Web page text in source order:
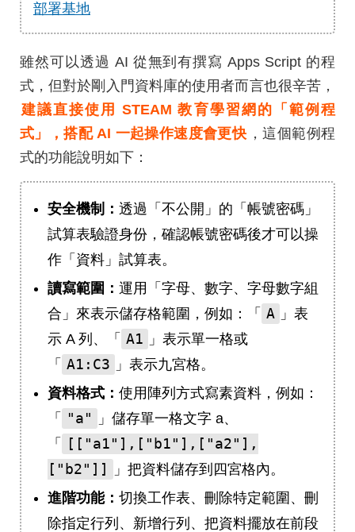
部署基地
雖然可以透過 AI 從無到有撰寫 Apps Script 的程
式，但對於剛入門資料庫的使用者而言也很辛苦，
建議直接使用 STEAM 教育學習網的「範例程
式」，搭配 AI 一起操作速度會更快 ，這個範例程
式的功能說明如下：
安全機制： 透過「不公開」的「帳號密碼」
試算表驗證身份，確認帳號密碼後才可以操
作「資料」試算表。
讀寫範圍： 運用「字母、數字、字母數字組
合」來表示儲存格範圍，例如：「 A
」表
示 A 列、「 A1
」表示單一格或
「 A1:C3
」表示九宮格。
資料格式： 使用陣列方式寫素資料，例如：
「
"a"
」儲存單一格文字 a、
「
[["a1"],["b1"],["a2"],
["b2"]]
」把資料儲存到四宮格內。
進階功能： 切換工作表、刪除特定範圍、刪
除指定行列、新增行列、把資料擺放在前段